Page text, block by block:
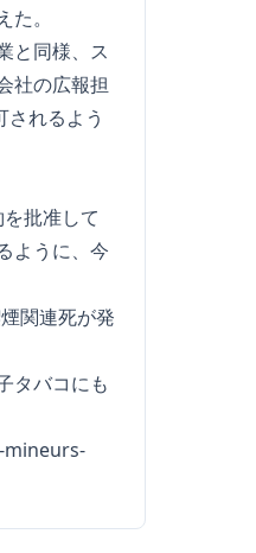
。
と同様、ス
社の広報担
れるよう
批准して
ように、今
関連死が発
タバコにも